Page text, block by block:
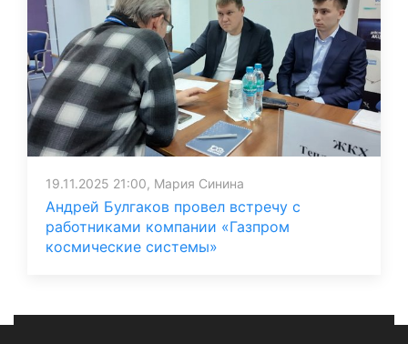
19.11.2025 21:00, Мария Синина
Андрей Булгаков провел встречу с
работниками компании «Газпром
космические системы»